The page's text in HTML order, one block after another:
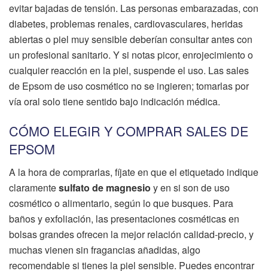
evitar bajadas de tensión. Las personas embarazadas, con
diabetes, problemas renales, cardiovasculares, heridas
abiertas o piel muy sensible deberían consultar antes con
un profesional sanitario. Y si notas picor, enrojecimiento o
cualquier reacción en la piel, suspende el uso. Las sales
de Epsom de uso cosmético no se ingieren; tomarlas por
vía oral solo tiene sentido bajo indicación médica.
CÓMO ELEGIR Y COMPRAR SALES DE
EPSOM
A la hora de comprarlas, fíjate en que el etiquetado indique
claramentesulfato de magnesio y en si son de uso
cosmético o alimentario, según lo que busques. Para
baños y exfoliación, las presentaciones cosméticas en
bolsas grandes ofrecen la mejor relación calidad-precio, y
muchas vienen sin fragancias añadidas, algo
recomendable si tienes la piel sensible. Puedes encontrar